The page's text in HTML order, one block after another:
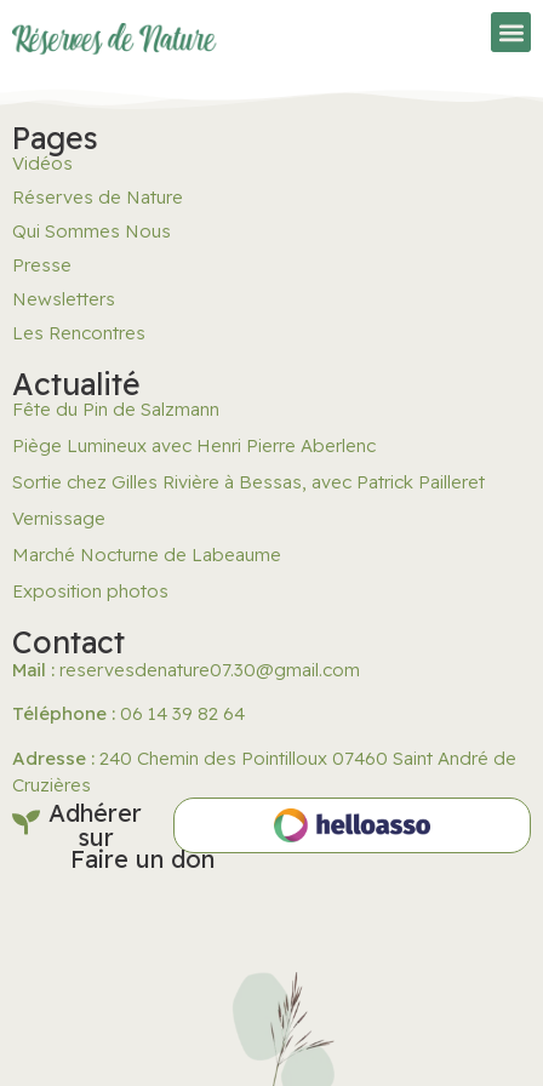
Pages
Vidéos
Réserves de Nature
Qui Sommes Nous
Presse
Newsletters
Les Rencontres
Actualité
Fête du Pin de Salzmann
Piège Lumineux avec Henri Pierre Aberlenc
Sortie chez Gilles Rivière à Bessas, avec Patrick Pailleret
Vernissage
Marché Nocturne de Labeaume
Exposition photos
Contact
Mail : reservesdenature07.30@gmail.com
Téléphone : 06 14 39 82 64
Adresse : 240 Chemin des Pointilloux 07460 Saint André de
Cruzières
Adhérer
sur
Faire un don